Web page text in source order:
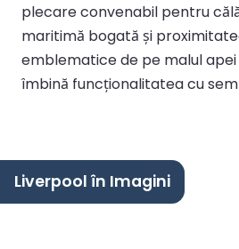
plecare convenabil pentru
maritimă bogată și
emblematice de pe malul apei
îmbină funcționalitatea cu
Liverpool în Imagini